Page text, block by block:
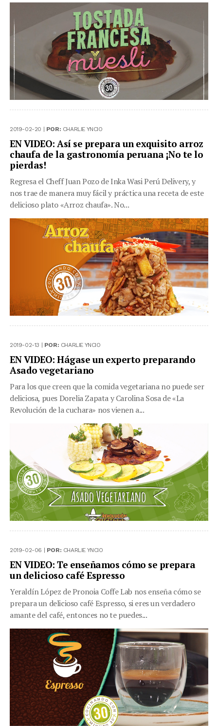
2019-02-20 | POR: CHARLIE YNCIO
EN VIDEO: Así se prepara un exquisito arroz
chaufa de la gastronomía peruana ¡No te lo
pierdas!
Regresa el Cheff Juan Pozo de Inka Wasi Perú Delivery, y
nos trae de manera muy fácil y práctica una receta de este
delicioso plato «Arroz chaufa». No...
2019-02-13 | POR: CHARLIE YNCIO
EN VIDEO: Hágase un experto preparando
Asado vegetariano
Para los que creen que la comida vegetariana no puede ser
deliciosa, pues Dorelia Zapata y Carolina Sosa de «La
Revolución de la cuchara» nos vienen a...
2019-02-06 | POR: CHARLIE YNCIO
EN VIDEO: Te enseñamos cómo se prepara
un delicioso café Espresso
Yeraldín López de Pronoia Coffe Lab nos enseña cómo se
prepara un delicioso café Espresso, si eres un verdadero
amante del café, entonces no te puedes...